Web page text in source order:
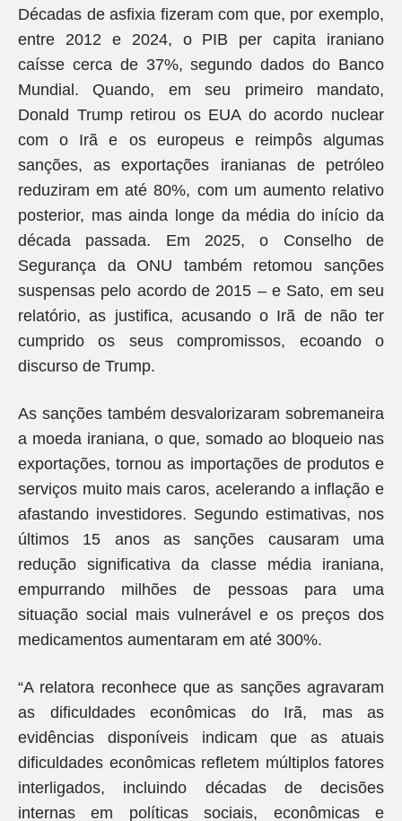
Décadas de asfixia fizeram com que, por exemplo,
entre 2012 e 2024, o PIB per capita iraniano
caísse cerca de 37%, segundo dados do Banco
Mundial. Quando, em seu primeiro mandato,
Donald Trump retirou os EUA do acordo nuclear
com o Irã e os europeus e reimpôs algumas
sanções, as exportações iranianas de petróleo
reduziram em até 80%, com um aumento relativo
posterior, mas ainda longe da média do início da
década passada. Em 2025, o Conselho de
Segurança da ONU também retomou sanções
suspensas pelo acordo de 2015 – e Sato, em seu
relatório, as justifica, acusando o Irã de não ter
cumprido os seus compromissos, ecoando o
discurso de Trump.
As sanções também desvalorizaram sobremaneira
a moeda iraniana, o que, somado ao bloqueio nas
exportações, tornou as importações de produtos e
serviços muito mais caros, acelerando a inflação e
afastando investidores. Segundo estimativas, nos
últimos 15 anos as sanções causaram uma
redução significativa da classe média iraniana,
empurrando milhões de pessoas para uma
situação social mais vulnerável e os preços dos
medicamentos aumentaram em até 300%.
“A relatora reconhece que as sanções agravaram
as dificuldades econômicas do Irã, mas as
evidências disponíveis indicam que as atuais
dificuldades econômicas refletem múltiplos fatores
interligados, incluindo décadas de decisões
internas em políticas sociais, econômicas e